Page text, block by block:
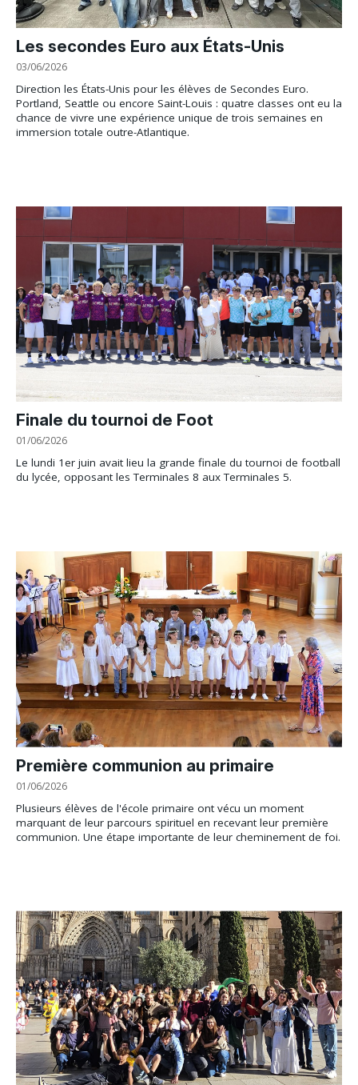
Les secondes Euro aux États-Unis
03/06/2026
Direction les États-Unis pour les élèves de Secondes Euro.
Portland, Seattle ou encore Saint-Louis : quatre classes ont eu la
chance de vivre une expérience unique de trois semaines en
immersion totale outre-Atlantique.
Finale du tournoi de Foot
01/06/2026
Le lundi 1er juin avait lieu la grande finale du tournoi de football
du lycée, opposant les Terminales 8 aux Terminales 5.
Première communion au primaire
01/06/2026
Plusieurs élèves de l'école primaire ont vécu un moment
marquant de leur parcours spirituel en recevant leur première
communion. Une étape importante de leur cheminement de foi.